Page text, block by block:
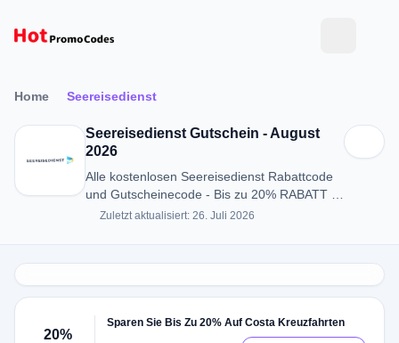
Home Seereisedienst
Seereisedienst Gutschein - August
2026
Alle kostenlosen Seereisedienst Rabattcode
und Gutscheinecode - Bis zu 20% RABATT in
August 2026
Zuletzt aktualisiert: 26. Juli 2026
20%
Sparen Sie Bis Zu 20% Auf Costa Kreuzfahrten